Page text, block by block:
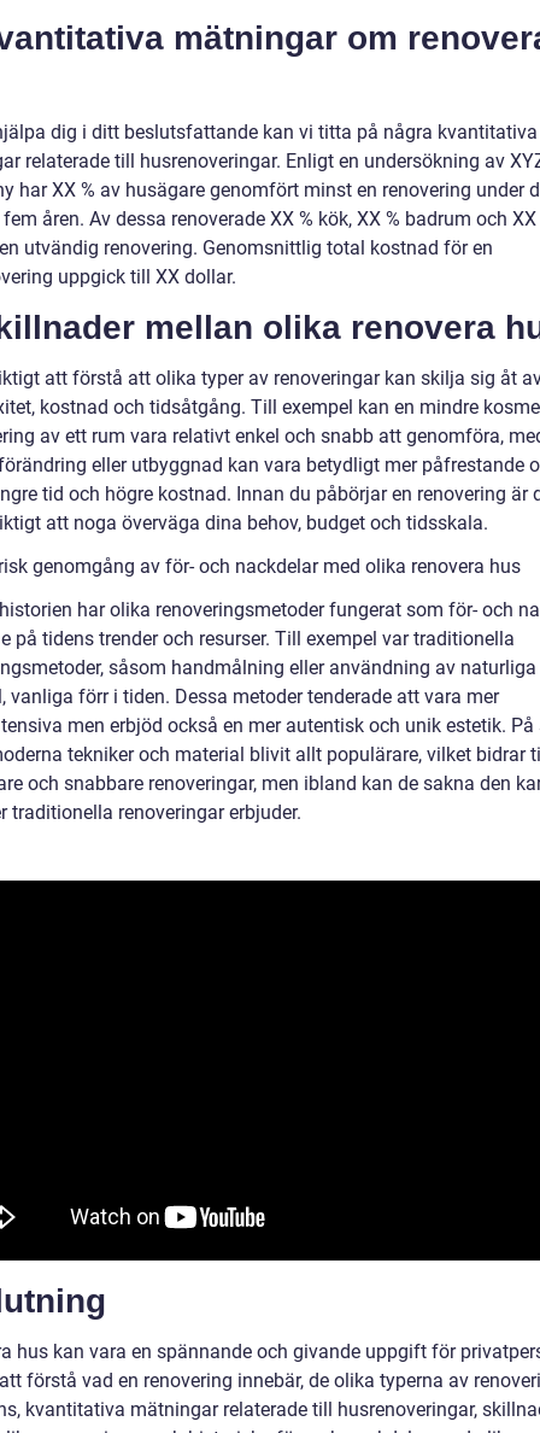
mätningar om
dig i ditt beslutsfattande kan vi titta på några kvantitativa
relaterade till husrenoveringar. Enligt en undersökning av
har XX % av husägare genomfört minst en renovering under
åren. Av dessa renoverade XX % kök, XX % badrum och XX
utvändig renovering. Genomsnittlig total kostnad för en
uppgick till XX dollar.
mellan olika renovera
att förstå att olika typer av renoveringar kan skilja sig åt
kostnad och tidsåtgång. Till exempel kan en mindre
av ett rum vara relativt enkel och snabb att genomföra,
eller utbyggnad kan vara betydligt mer påfrestande
tid och högre kostnad. Innan du påbörjar en renovering är
att noga överväga dina behov, budget och tidsskala.
genomgång av för- och nackdelar med olika renovera hus
har olika renoveringsmetoder fungerat som för- och
på tidens trender och resurser. Till exempel var traditionella
såsom handmålning eller användning av naturliga
vanliga förr i tiden. Dessa metoder tenderade att vara mer
men erbjöd också en mer autentisk och unik estetik. På
tekniker och material blivit allt populärare, vilket bidrar
och snabbare renoveringar, men ibland kan de sakna den
traditionella renoveringar erbjuder.
hus kan vara en spännande och givande uppgift för
förstå vad en renovering innebär, de olika typerna av
kvantitativa mätningar relaterade till husrenoveringar,